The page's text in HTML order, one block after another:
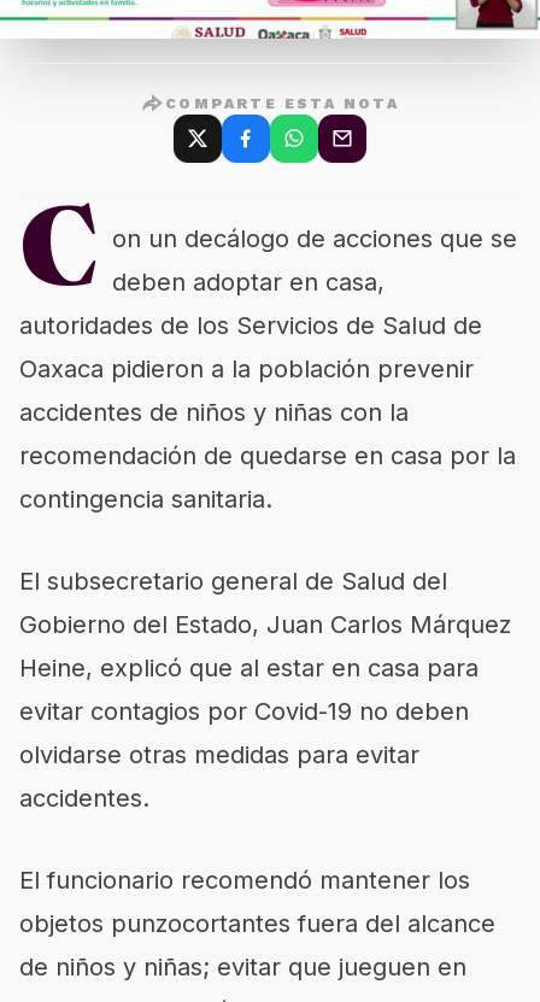
COMPARTE ESTA NOTA
C on un decálogo de acciones que se
deben adoptar en casa,
autoridades de los Servicios de Salud de
Oaxaca pidieron a la población prevenir
accidentes de niños y niñas con la
recomendación de quedarse en casa por la
contingencia sanitaria.
El subsecretario general de Salud del
Gobierno del Estado, Juan Carlos Márquez
Heine, explicó que al estar en casa para
evitar contagios por Covid-19 no deben
olvidarse otras medidas para evitar
accidentes.
El funcionario recomendó mantener los
objetos punzocortantes fuera del alcance
de niños y niñas; evitar que jueguen en